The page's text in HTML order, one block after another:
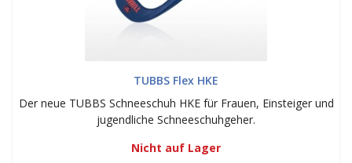
TUBBS Flex HKE
Der neue TUBBS Schneeschuh HKE für Frauen, Einsteiger und
jugendliche Schneeschuhgeher.
Nicht auf Lager